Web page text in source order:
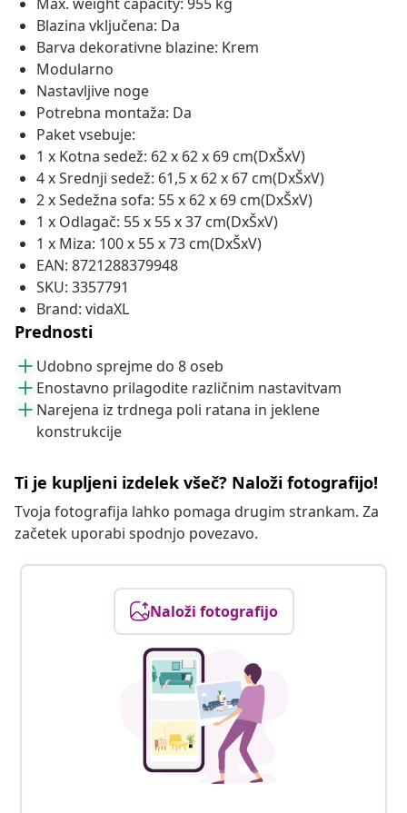
Blazina vključena: Da
Barva dekorativne blazine: Krem
Modularno
Nastavljive noge
Potrebna montaža: Da
Paket vsebuje:
1 x Kotna sedež: 62 x 62 x 69 cm(DxŠxV)
4 x Srednji sedež: 61,5 x 62 x 67 cm(DxŠxV)
2 x Sedežna sofa: 55 x 62 x 69 cm(DxŠxV)
1 x Odlagač: 55 x 55 x 37 cm(DxŠxV)
1 x Miza: 100 x 55 x 73 cm(DxŠxV)
EAN: 8721288379948
SKU: 3357791
Brand: vidaXL
Prednosti
Udobno sprejme do 8 oseb
Enostavno prilagodite različnim nastavitvam
Narejena iz trdnega poli ratana in jeklene
konstrukcije
Ti je kupljeni izdelek všeč? Naloži fotografijo!
Tvoja fotografija lahko pomaga drugim strankam. Za
začetek uporabi spodnjo povezavo.
Naloži fotografijo